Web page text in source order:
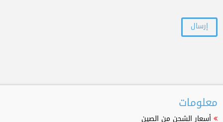
معلومات
أسعار الشحن من الصين